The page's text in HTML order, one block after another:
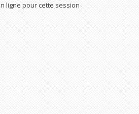
ligne pour cette session